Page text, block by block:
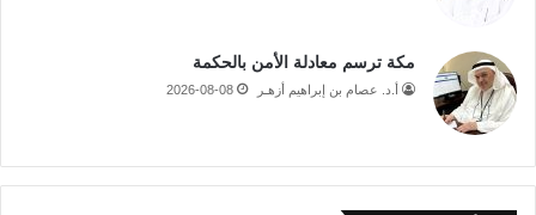
مكة ترسم معادلة الأمن بالحكمة
أ.د. عصام بن إبراهيم أزهـر 2026-08-08